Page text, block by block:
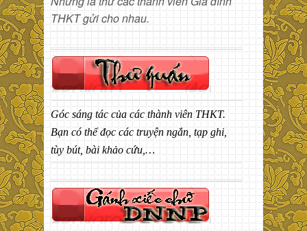
THKT gửi cho nhau.
Góc sáng tác của các thành viên THKT.
Bạn có thể đọc các truyện ngắn, tạp ghi,
tùy bút, bài khảo cứu,…